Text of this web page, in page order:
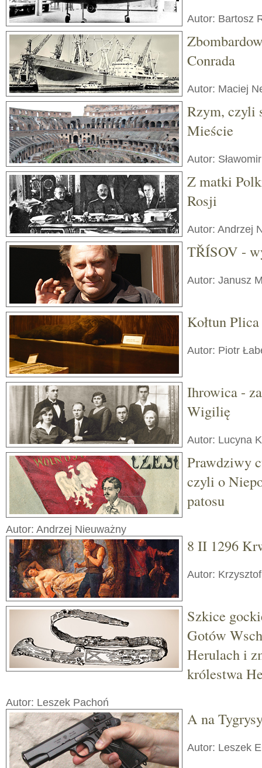
Autor: Bartosz
Conrada
Autor: Maciej
Rzym, czyli
Mieście
Autor:
Z matki
Rosji
Autor: Andrzej
TŘÍSOV -
Autor: Janusz
Kołtun
Autor: Piotr
Ihrowica -
Wigilię
Autor: Lucyna
Prawdziwy
czyli o
patosu
Autor: Andrzej Nieuważny
8 II 1296
Autor:
Szkice
Gotów
Herulach i
królestwa
Autor: Leszek Pachoń
A na
Autor: Leszek